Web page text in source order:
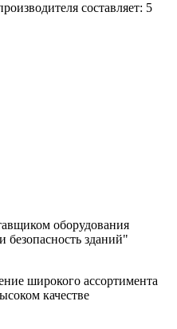
составляет: 5
оборудования
безопасность зданий"
широкого ассортимента
качестве